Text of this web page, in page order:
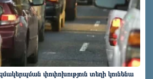
փոփոխություն տեղի կունենա